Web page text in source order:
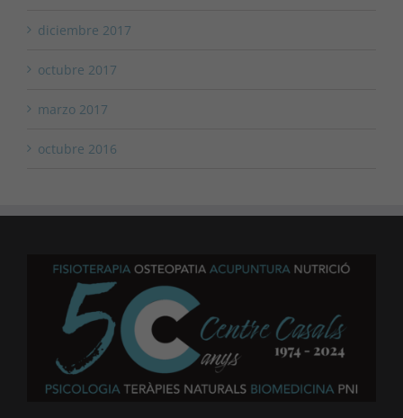
diciembre 2017
octubre 2017
marzo 2017
octubre 2016